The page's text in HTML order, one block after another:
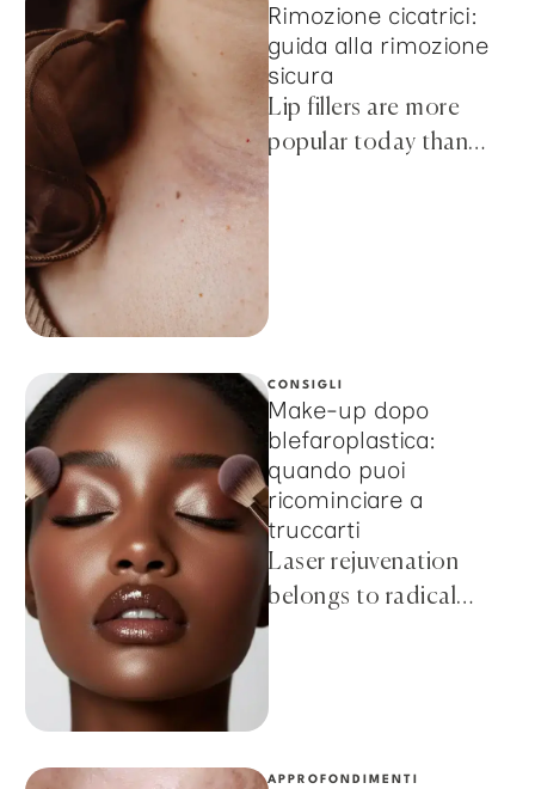
Rimozione cicatrici:
guida alla rimozione
sicura
Lip fillers are more
popular today than
CONSIGLI
Make-up dopo
blefaroplastica:
quando puoi
ricominciare a
truccarti
Laser rejuvenation
belongs to radical
methods, but still does
APPROFONDIMENTI